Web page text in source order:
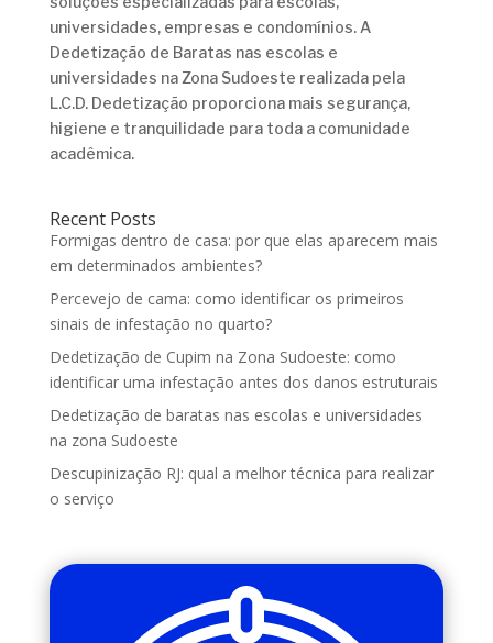
universidades, empresas e condomínios. A
Dedetização de Baratas nas escolas e
universidades na Zona Sudoeste realizada pela
L.C.D. Dedetização proporciona mais segurança,
higiene e tranquilidade para toda a comunidade
acadêmica.
Recent Posts
Formigas dentro de casa: por que elas aparecem mais
em determinados ambientes?
Percevejo de cama: como identificar os primeiros
sinais de infestação no quarto?
Dedetização de Cupim na Zona Sudoeste: como
identificar uma infestação antes dos danos estruturais
Dedetização de baratas nas escolas e universidades
na zona Sudoeste
Descupinização RJ: qual a melhor técnica para realizar
o serviço